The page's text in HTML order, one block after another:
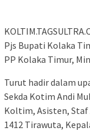
Pjs Bupati Kolaka
PP Kolaka Timur,
Turut hadir dalam
Sekda Kotim Andi
Koltim, Asisten, Staf
1412 Tirawuta,